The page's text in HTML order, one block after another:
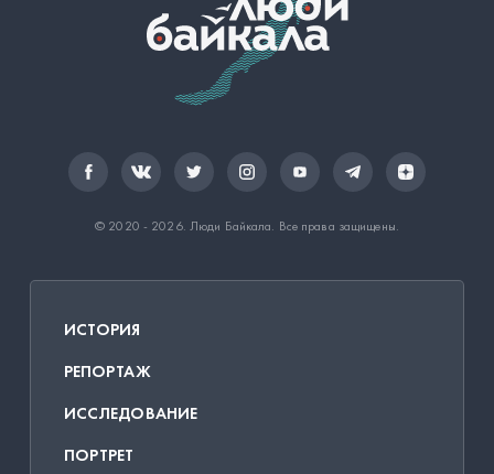
© 2020 - 2026. Люди Байкала . Все права защищены.
ИСТОРИЯ
РЕПОРТАЖ
ИССЛЕДОВАНИЕ
ПОРТРЕТ